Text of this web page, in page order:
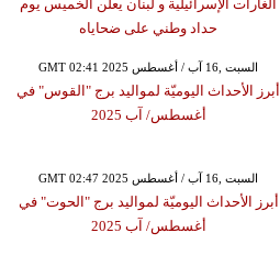
الغارات الإسرائيلية و لبنان يعلن الخميس يوم
حداد وطني على ضحاياه
GMT 02:41 2025 السبت ,16 آب / أغسطس
أبرز الأحداث اليوميّة لمواليد برج "القوس" في
أغسطس/ آب 2025
GMT 02:47 2025 السبت ,16 آب / أغسطس
أبرز الأحداث اليوميّة لمواليد برج "الحوت" في
أغسطس/ آب 2025